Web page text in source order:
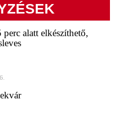
alatt elkészíthető,